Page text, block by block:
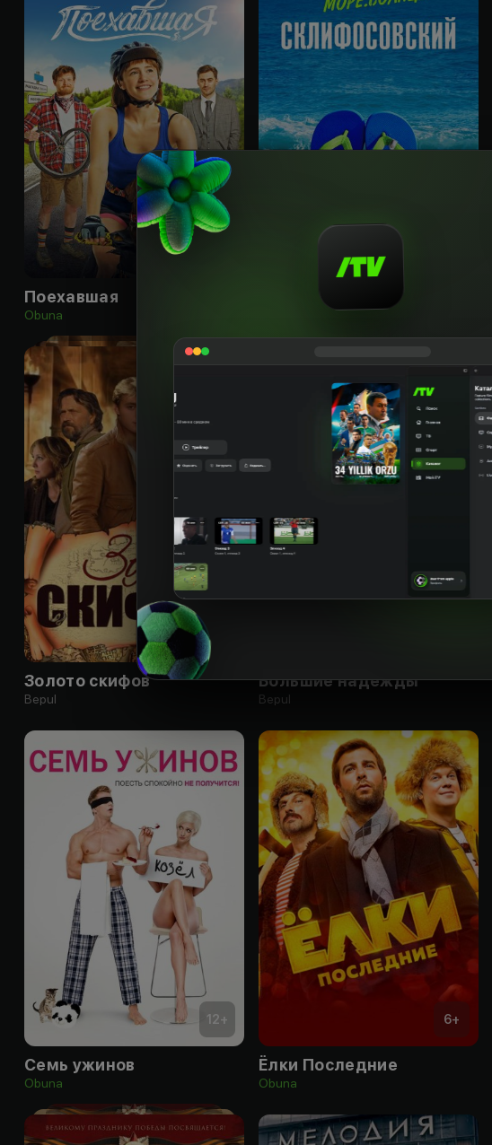
Поехавшая
Obuna
16
Золото скифов
Bepul
Большие надежды
Bepul
12+
Семь ужинов
Obuna
6+
Ёлки Последние
Obuna